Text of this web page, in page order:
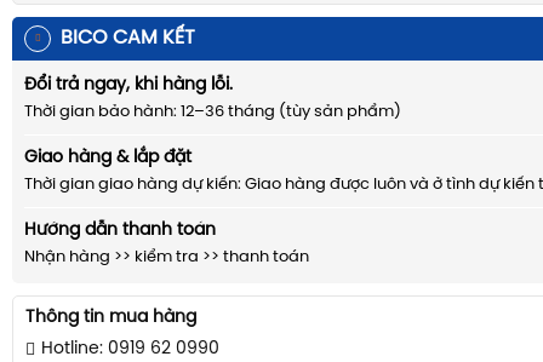
BICO CAM KẾT
Đổi trả ngay, khi hàng lỗi.
Thời gian bảo hành: 12–36 tháng (tùy sản phẩm)
Giao hàng & lắp đặt
Thời gian giao hàng dự kiến: Giao hàng được luôn và ở tình dự kiến
Hướng dẫn thanh toán
Nhận hàng >> kiểm tra >> thanh toán
Thông tin mua hàng
Hotline: 0919 62 0990